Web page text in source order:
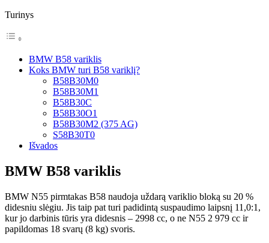
Turinys
BMW B58 variklis
Koks BMW turi B58 variklį?
B58B30M0
B58B30M1
B58B30C
B58B30O1
B58B30M2 (375 AG)
S58B30T0
Išvados
BMW B58 variklis
BMW N55 pirmtakas B58 naudoja uždarą variklio bloką su 20 %
didesniu slėgiu. Jis taip pat turi padidintą suspaudimo laipsnį 11,0:1,
kur jo darbinis tūris yra didesnis – 2998 cc, o ne N55 2 979 cc ir
papildomas 18 svarų (8 kg) svoris.